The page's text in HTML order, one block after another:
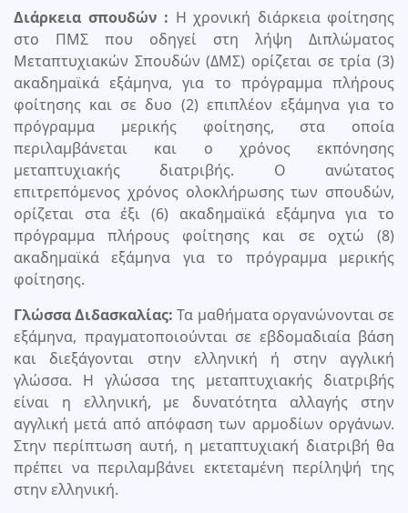
Διάρκεια σπουδών : Η χρονική διάρκεια φοίτησης
στο ΠΜΣ που οδηγεί στη λήψη Διπλώματος
Μεταπτυχιακών Σπουδών (ΔΜΣ) ορίζεται σε τρία (3)
ακαδημαϊκά εξάμηνα, για το πρόγραμμα πλήρους
φοίτησης και σε δυο (2) επιπλέον εξάμηνα για το
πρόγραμμα μερικής φοίτησης, στα οποία
περιλαμβάνεται και ο χρόνος εκπόνησης
μεταπτυχιακής διατριβής. Ο ανώτατος
επιτρεπόμενος χρόνος ολοκλήρωσης των σπουδών,
ορίζεται στα έξι (6) ακαδημαϊκά εξάμηνα για το
πρόγραμμα πλήρους φοίτησης και σε οχτώ (8)
ακαδημαϊκά εξάμηνα για το πρόγραμμα μερικής
φοίτησης.
Γλώσσα Διδασκαλίας:Τα μαθήματα οργανώνονται σε
εξάμηνα, πραγματοποιούνται σε εβδομαδιαία βάση
και διεξάγονται στην ελληνική ή στην αγγλική
γλώσσα. Η γλώσσα της μεταπτυχιακής διατριβής
είναι η ελληνική, με δυνατότητα αλλαγής στην
αγγλική μετά από απόφαση των αρμοδίων οργάνων.
Στην περίπτωση αυτή, η μεταπτυχιακή διατριβή θα
πρέπει να περιλαμβάνει εκτεταμένη περίληψή της
στην ελληνική.